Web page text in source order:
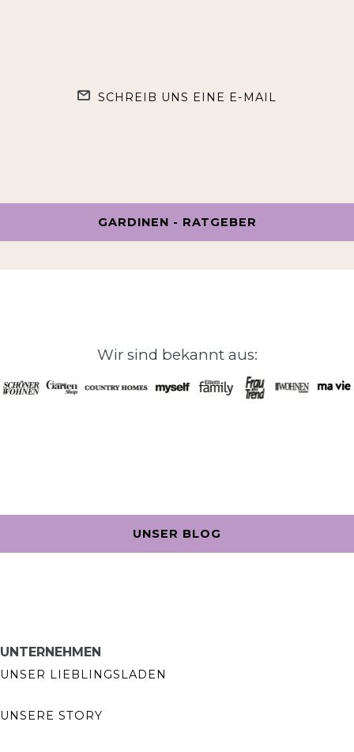
SCHREIB UNS EINE E-MAIL
GARDINEN - RATGEBER
Wir sind bekannt aus:
UNSER BLOG
UNTERNEHMEN
UNSER LIEBLINGSLADEN
UNSERE STORY